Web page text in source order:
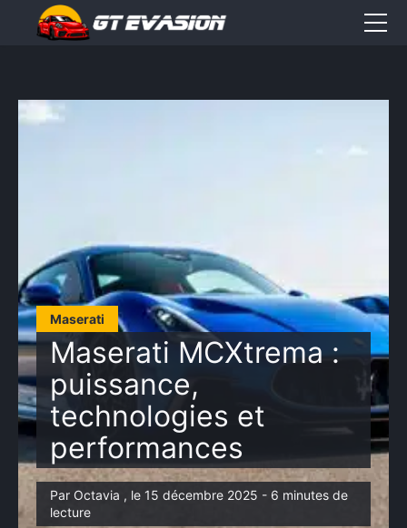
Maserati
Maserati MCXtrema :
puissance,
technologies et
performances
Par Octavia , le 15 décembre 2025 - 6 minutes de
lecture
Sorties
menumenumenu